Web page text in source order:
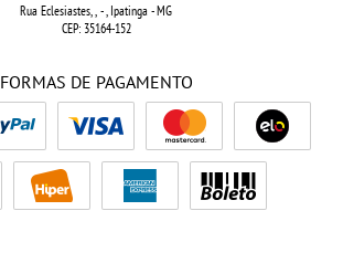
Rua Eclesiastes, , - , Ipatinga -MG
CEP: 35164-152
FORMAS DE PAGAMENTO